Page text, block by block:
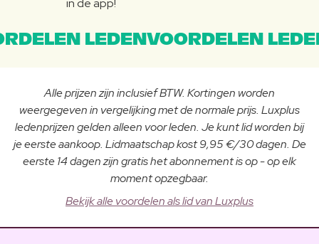
in de app!
LEDENVOORDELEN
Alle prijzen zijn inclusief BTW. Kortingen worden
weergegeven in vergelijking met de normale prijs. Luxplus
ledenprijzen gelden alleen voor leden. Je kunt lid worden bij
je eerste aankoop. Lidmaatschap kost 9,95 €/30 dagen. De
eerste 14 dagen zijn gratis het abonnement is op - op elk
moment opzegbaar.
Bekijk alle voordelen als lid van Luxplus